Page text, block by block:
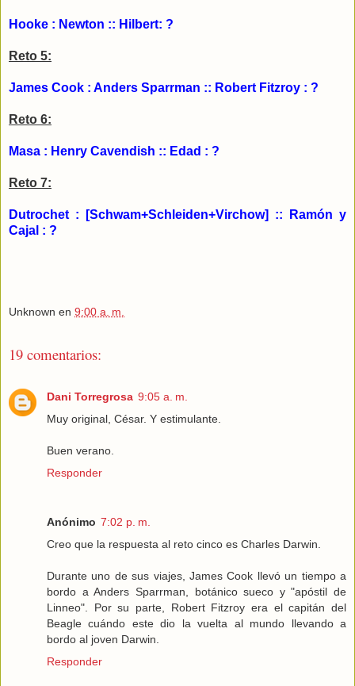
Hooke : Newton :: Hilbert: ?
Reto 5:
James Cook : Anders Sparrman :: Robert Fitzroy : ?
Reto 6:
Masa : Henry Cavendish :: Edad : ?
Reto 7:
Dutrochet : [Schwam+Schleiden+Virchow] :: Ramón y
Cajal : ?
Unknown en 9:00 a. m.
19 comentarios:
Dani Torregrosa 9:05 a. m.
Muy original, César. Y estimulante.
Buen verano.
Responder
Anónimo 7:02 p. m.
Creo que la respuesta al reto cinco es Charles Darwin.
Durante uno de sus viajes, James Cook llevó un tiempo a
bordo a Anders Sparrman, botánico sueco y "apóstil de
Linneo". Por su parte, Robert Fitzroy era el capitán del
Beagle cuándo este dio la vuelta al mundo llevando a
bordo al joven Darwin.
Responder